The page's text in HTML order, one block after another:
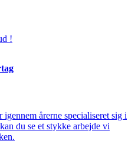
!
igennem årerne specialiseret sig i
du se et stykke arbejde vi